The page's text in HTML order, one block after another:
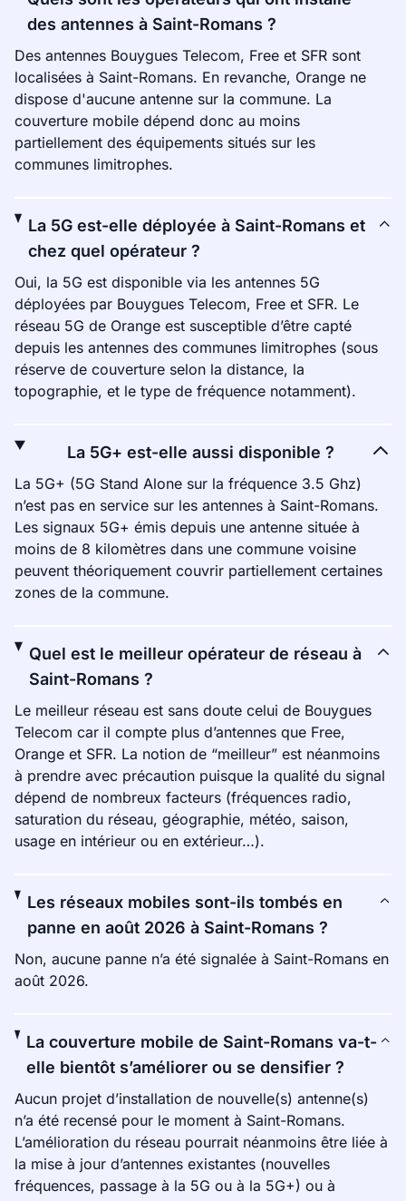
des antennes à Saint-Romans ?
Des antennes Bouygues Telecom, Free et SFR sont
localisées à Saint-Romans. En revanche, Orange ne
dispose d'aucune antenne sur la commune. La
couverture mobile dépend donc au moins
partiellement des équipements situés sur les
communes limitrophes.
La 5G est-elle déployée à Saint-Romans et
chez quel opérateur ?
Oui, la 5G est disponible via les antennes 5G
déployées par Bouygues Telecom, Free et SFR. Le
réseau 5G de Orange est susceptible d’être capté
depuis les antennes des communes limitrophes (sous
réserve de couverture selon la distance, la
topographie, et le type de fréquence notamment).
La 5G+ est-elle aussi disponible ?
La 5G+ (5G Stand Alone sur la fréquence 3.5 Ghz)
n’est pas en service sur les antennes à Saint-Romans.
Les signaux 5G+ émis depuis une antenne située à
moins de 8 kilomètres dans une commune voisine
peuvent théoriquement couvrir partiellement certaines
zones de la commune.
Quel est le meilleur opérateur de réseau à
Saint-Romans ?
Le meilleur réseau est sans doute celui de Bouygues
Telecom car il compte plus d’antennes que Free,
Orange et SFR. La notion de “meilleur” est néanmoins
à prendre avec précaution puisque la qualité du signal
dépend de nombreux facteurs (fréquences radio,
saturation du réseau, géographie, météo, saison,
usage en intérieur ou en extérieur…).
Les réseaux mobiles sont-ils tombés en
panne en août 2026 à Saint-Romans ?
Non, aucune panne n’a été signalée à Saint-Romans en
août 2026.
La couverture mobile de Saint-Romans va-t-
elle bientôt s’améliorer ou se densifier ?
Aucun projet d’installation de nouvelle(s) antenne(s)
n’a été recensé pour le moment à Saint-Romans.
L’amélioration du réseau pourrait néanmoins être liée à
la mise à jour d’antennes existantes (nouvelles
fréquences, passage à la 5G ou à la 5G+) ou à